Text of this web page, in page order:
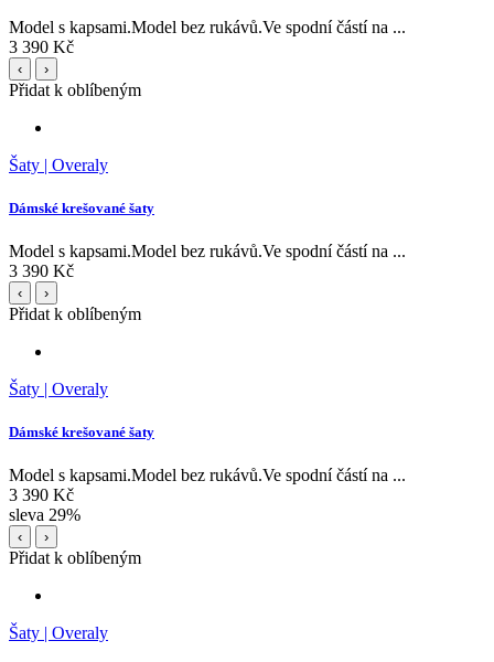
Model s kapsami.Model bez rukávů.Ve spodní částí na ...
3 390 Kč
‹ ›
Přidat k oblíbeným
Šaty | Overaly
Dámské krešované šaty
Model s kapsami.Model bez rukávů.Ve spodní částí na ...
3 390 Kč
‹ ›
Přidat k oblíbeným
Šaty | Overaly
Dámské krešované šaty
Model s kapsami.Model bez rukávů.Ve spodní částí na ...
3 390 Kč
sleva 29%
‹ ›
Přidat k oblíbeným
Šaty | Overaly